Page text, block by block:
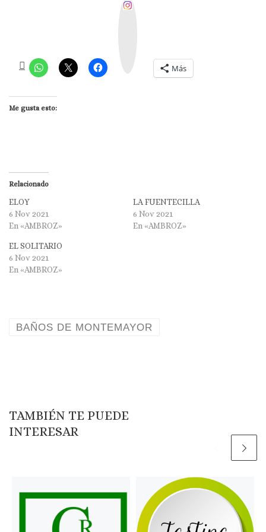
Más
Me gusta esto:
Relacionado
ELOY
6 Nov 2021
En «AMBROZ»
LA FUENTECILLA
6 Nov 2021
En «AMBROZ»
EL SOLITARIO
6 Nov 2021
En «AMBROZ»
BAÑOS DE MONTEMAYOR
TAMBIÉN TE PUEDE
INTERESAR